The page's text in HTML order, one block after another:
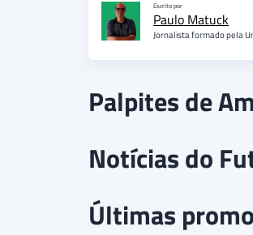
Escrito por
Paulo Matuck
Jornalista formado pela
Palpites de
Notícias do
Últimas